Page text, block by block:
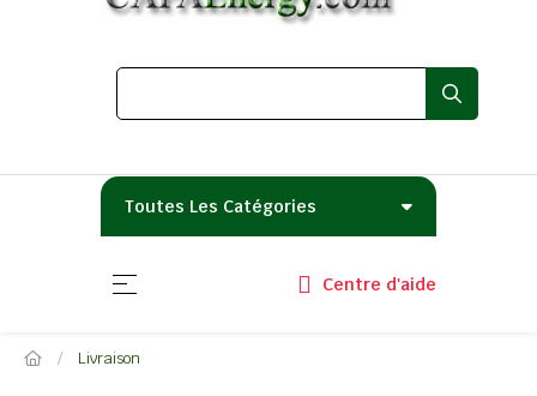
Toutes Les Catégories
Basculer la navigation
☰ Centre d'aide
Livraison